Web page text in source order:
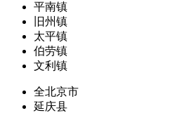
平南镇
旧州镇
太平镇
伯劳镇
文利镇
全北京市
延庆县